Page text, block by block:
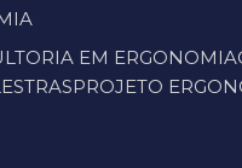
EM ERGONOMIA
PROJETO